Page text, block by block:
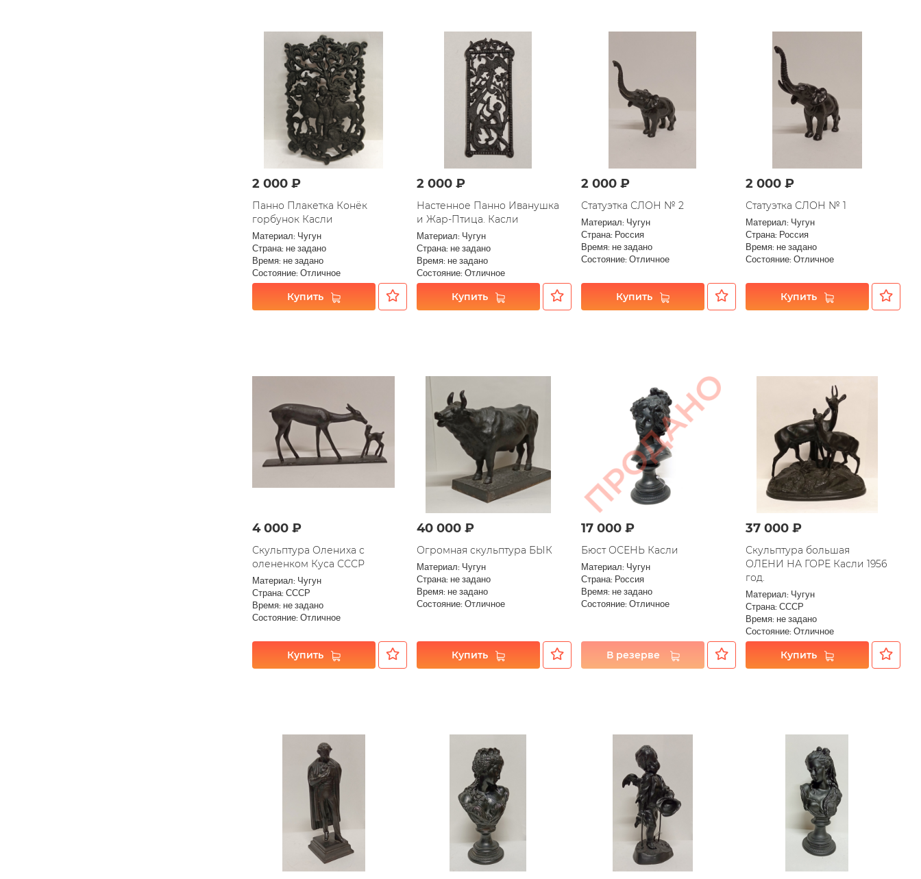
2 000 ₽
Панно Плакетка Конёк
горбунок Касли
Материал: Чугун
Страна: не задано
Время: не задано
Состояние: Отличное
Купить
2 000 ₽
Настенное Панно Иванушка
и Жар-Птица. Касли
Материал: Чугун
Страна: не задано
Время: не задано
Состояние: Отличное
Купить
2 000 ₽
Статуэтка СЛОН № 2
Материал: Чугун
Страна: Россия
Время: не задано
Состояние: Отличное
Купить
2 000 ₽
Статуэтка СЛОН № 1
Материал: Чугун
Страна: Россия
Время: не задано
Состояние: Отличное
Купить
4 000 ₽
Скульптура Олениха с
олененком Куса СССР
Материал: Чугун
Страна: СССР
Время: не задано
Состояние: Отличное
Купить
40 000 ₽
Огромная скульптура БЫК
Материал: Чугун
Страна: не задано
Время: не задано
Состояние: Отличное
Купить
17 000 ₽
Бюст ОСЕНЬ Касли
Материал: Чугун
Страна: Россия
Время: не задано
Состояние: Отличное
В резерве
37 000 ₽
Скульптура большая
ОЛЕНИ НА ГОРЕ Касли 1956
год.
Материал: Чугун
Страна: СССР
Время: не задано
Состояние: Отличное
Купить